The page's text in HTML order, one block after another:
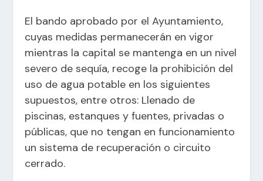
El bando aprobado por el Ayuntamiento,
cuyas medidas permanecerán en vigor
mientras la capital se mantenga en un nivel
severo de sequía, recoge la prohibición del
uso de agua potable en los siguientes
supuestos, entre otros: Llenado de
piscinas, estanques y fuentes, privadas o
públicas, que no tengan en funcionamiento
un sistema de recuperación o circuito
cerrado.